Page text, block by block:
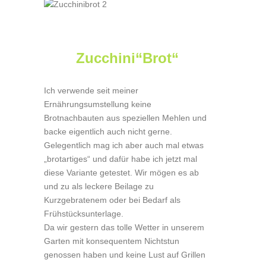
Zucchini“Brot“
Ich verwende seit meiner
Ernährungsumstellung keine
Brotnachbauten aus speziellen Mehlen und
backe eigentlich auch nicht gerne.
Gelegentlich mag ich aber auch mal etwas
„brotartiges“ und dafür habe ich jetzt mal
diese Variante getestet. Wir mögen es ab
und zu als leckere Beilage zu
Kurzgebratenem oder bei Bedarf als
Frühstücksunterlage.
Da wir gestern das tolle Wetter in unserem
Garten mit konsequentem Nichtstun
genossen haben und keine Lust auf Grillen